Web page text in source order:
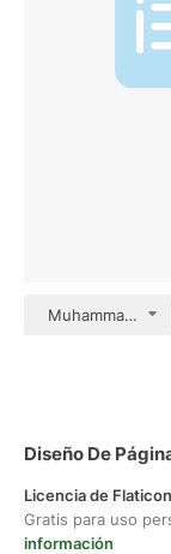
Muhammad Atif
Diseño De
Licencia de Flaticon
Gratis para uso
información